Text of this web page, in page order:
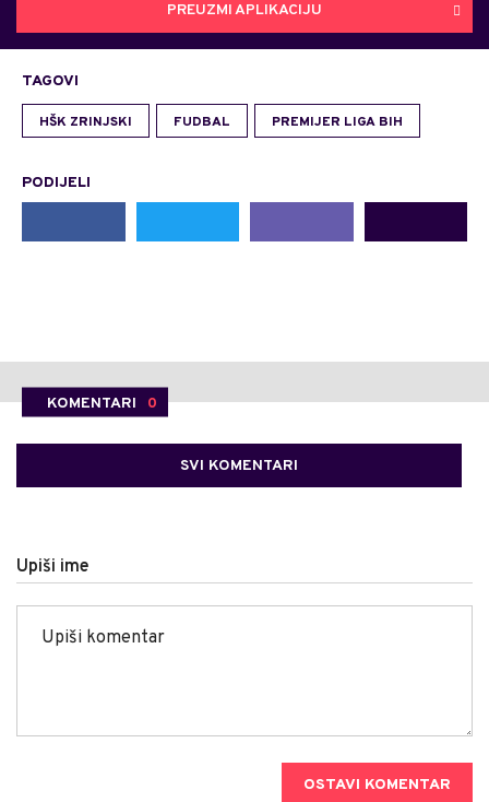
PREUZMI APLIKACIJU
TAGOVI
HŠK ZRINJSKI FUDBAL PREMIJER LIGA BIH
PODIJELI
KOMENTARI 0
SVI KOMENTARI
Upiši ime
OSTAVI KOMENTAR